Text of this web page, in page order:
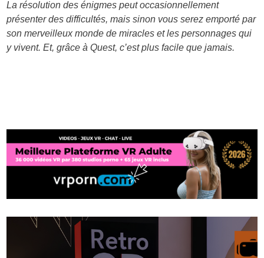
La résolution des énigmes peut occasionnellement
présenter des difficultés, mais sinon vous serez emporté par
son merveilleux monde de miracles et les personnages qui
y vivent. Et, grâce à Quest, c’est plus facile que jamais.